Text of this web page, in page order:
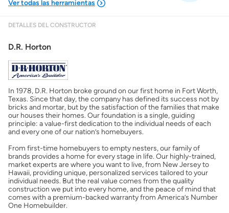
Costos casa nueva vs. usada
Obtener mi puntaje de crédito
Calcular mi hipoteca
Obtener Aprobación Previa
Preparar mi casa para la venta
Seguro de propietarios
DETALLES DEL CONSTRUCTOR
D.R. Horton
In 1978, D.R. Horton broke ground on our first home in Fort Worth,
Texas. Since that day, the company has defined its success not by
bricks and mortar, but by the satisfaction of the families that make
our houses their homes. Our foundation is a single, guiding
principle: a value-first dedication to the individual needs of each
and every one of our nation’s homebuyers.
From first-time homebuyers to empty nesters, our family of
brands provides a home for every stage in life. Our highly-trained,
market experts are where you want to live, from New Jersey to
Hawaii, providing unique, personalized services tailored to your
individual needs. But the real value comes from the quality
construction we put into every home, and the peace of mind that
comes with a premium-backed warranty from America’s Number
One Homebuilder.